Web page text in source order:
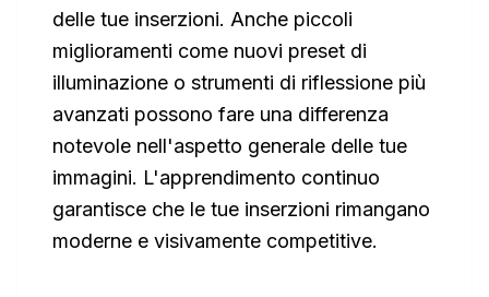
delle tue inserzioni. Anche piccoli
miglioramenti come nuovi preset di
illuminazione o strumenti di riflessione più
avanzati possono fare una differenza
notevole nell'aspetto generale delle tue
immagini. L'apprendimento continuo
garantisce che le tue inserzioni rimangano
moderne e visivamente competitive.